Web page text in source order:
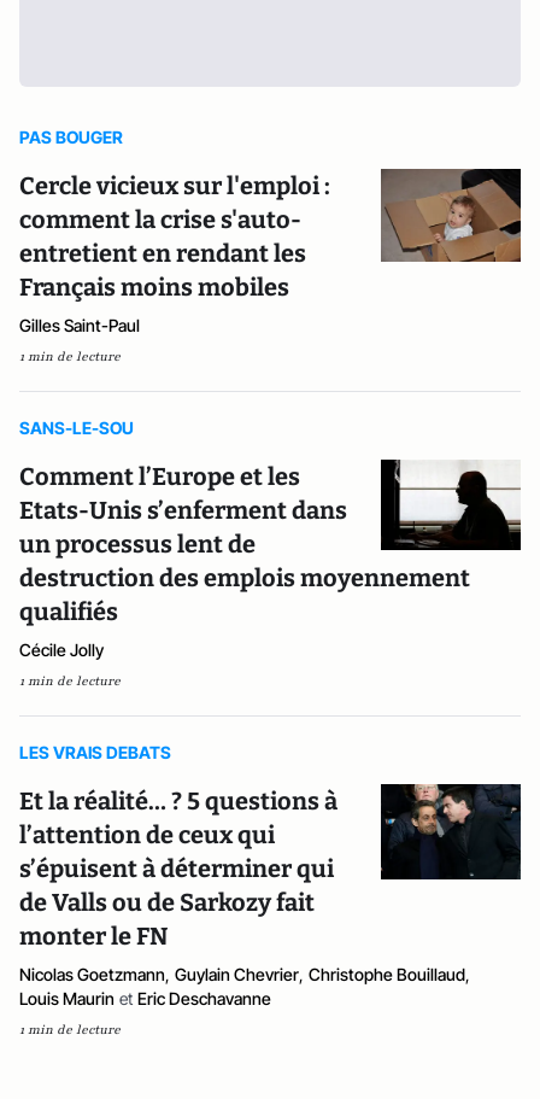
PAS BOUGER
Cercle vicieux sur l'emploi :
comment la crise s'auto-
entretient en rendant les
Français moins mobiles
Gilles Saint-Paul
1 min de lecture
SANS-LE-SOU
Comment l’Europe et les
Etats-Unis s’enferment dans
un processus lent de
destruction des emplois moyennement
qualifiés
Cécile Jolly
1 min de lecture
LES VRAIS DEBATS
Et la réalité… ? 5 questions à
l’attention de ceux qui
s’épuisent à déterminer qui
de Valls ou de Sarkozy fait
monter le FN
Nicolas Goetzmann, Guylain Chevrier, Christophe Bouillaud,
Louis Maurin et Eric Deschavanne
1 min de lecture